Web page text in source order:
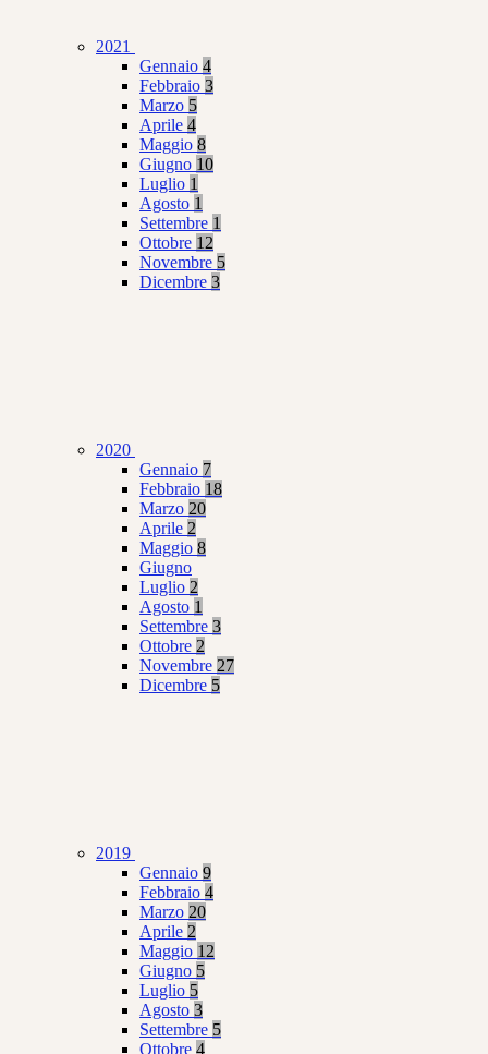
2021
Gennaio 4
Febbraio 3
Marzo 5
Aprile 4
Maggio 8
Giugno 10
Luglio 1
Agosto 1
Settembre 1
Ottobre 12
Novembre 5
Dicembre 3
2020
Gennaio 7
Febbraio 18
Marzo 20
Aprile 2
Maggio 8
Giugno
Luglio 2
Agosto 1
Settembre 3
Ottobre 2
Novembre 27
Dicembre 5
2019
Gennaio 9
Febbraio 4
Marzo 20
Aprile 2
Maggio 12
Giugno 5
Luglio 5
Agosto 3
Settembre 5
Ottobre 4